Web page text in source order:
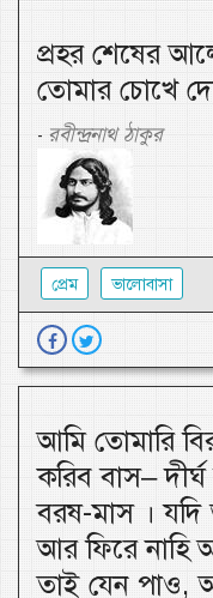
প্রহর শেষের
তোমার চোখে
- রবীন্দ্রনাথ ঠাকুর
প্রেম ভালোবাসা
আমি তোমারি
করিব বাস–
বরষ-মাস ।
আর ফিরে নাহি
তাই যেন পাও,